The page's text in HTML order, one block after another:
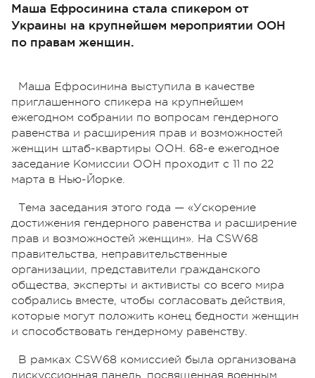
Маша Ефросинина стала спикером от
Украины на крупнейшем мероприятии ООН
по правам женщин.
Маша Ефросинина выступила в качестве
приглашенного спикера на крупнейшем
ежегодном собрании по вопросам гендерного
равенства и расширения прав и возможностей
женщин штаб-квартиры ООН. 68-е ежегодное
заседание Комиссии ООН проходит с 11 по 22
марта в Нью-Йорке.
Тема заседания этого года — «Ускорение
достижения гендерного равенства и расширение
прав и возможностей женщин». На CSW68
правительства, неправительственные
организации, представители гражданского
общества, эксперты и активисты со всего мира
собрались вместе, чтобы согласовать действия,
которые могут положить конец бедности женщин
и способствовать гендерному равенству.
В рамках CSW68 комиссией была организована
дискуссионная панель, посвященная военным